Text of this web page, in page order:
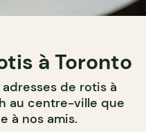
à Toronto
de rotis à
au centre-ville que
à nos amis.